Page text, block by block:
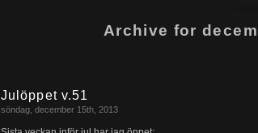
Archive for
Julöppet v.51
söndag, december 15th, 2013